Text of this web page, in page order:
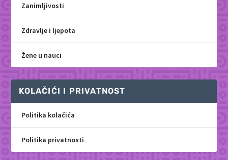
Zanimljivosti
Zdravlje i ljepota
Žene u nauci
KOLAČIĆI I PRIVATNOST
Politika kolačića
Politika privatnosti